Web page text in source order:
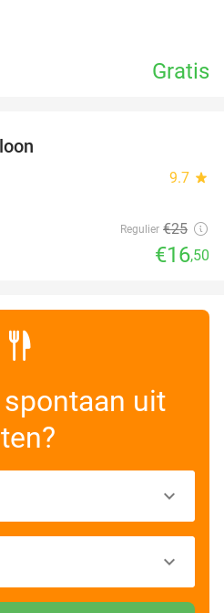
Gratis
9.7 star
Regulier €25
€16,50
uit